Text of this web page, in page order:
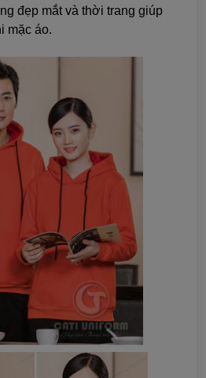
đẹp mắt và thời trang giúp
mặc áo.